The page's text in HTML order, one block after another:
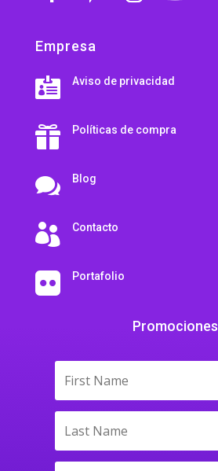
Empresa
 Aviso de privacidad
 Políticas de compra
 Blog
 Contacto
 Portafolio
Promociones